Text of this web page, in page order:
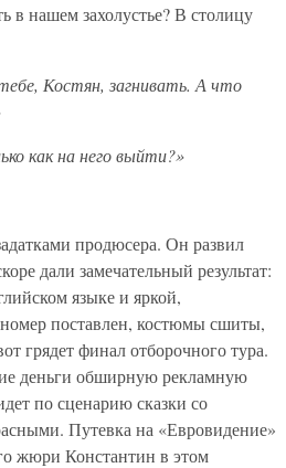
в нашем захолустье? В столицу
Костян, загнивать. А что
как на него выйти?»
продюсера. Он развил
дали замечательный результат:
языке и яркой,
поставлен, костюмы сшиты,
грядет финал отборочного тура.
деньги обширную рекламную
по сценарию сказки со
Путевка на «Евровидение»
жюри Константин в этом